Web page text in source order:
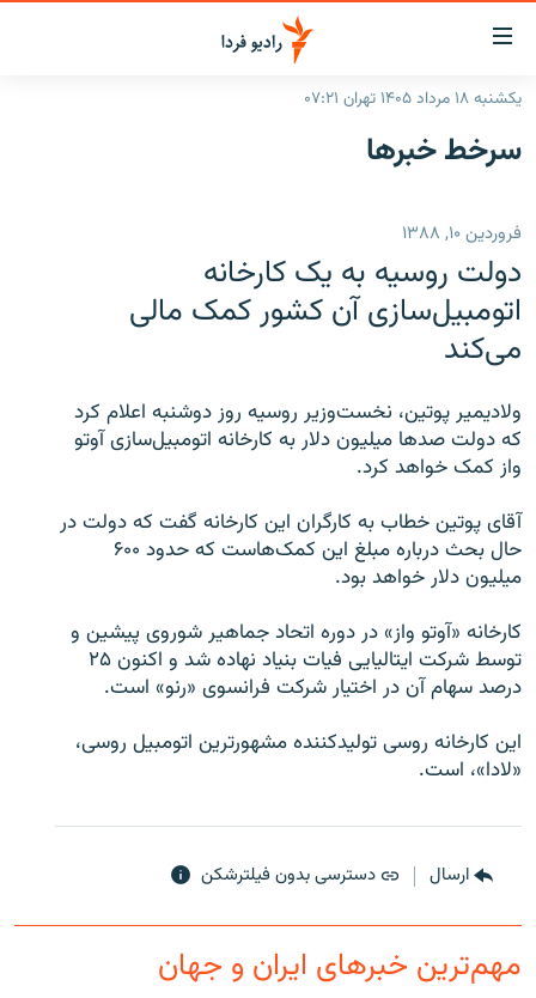
لینک‌های
قابلیت
دسترسی
بازگشت
اصلی
رفتن
صفحه
جستجو
ایران
رادیو
انتخاب کنید و بشنوید
برنامه‌های رادیویی
پادکست
چندرسانه‌ای
گزارش‌های ویدئویی
English
به ما بپیوندید
زبان‌های دیگر
یکشنبه ۱۸ مرداد ۱۴۰۵ تهران ۰۷:۲۱
سرخط‌ خبرها
فروردین ۱۰, ۱۳۸۸
دولت روسیه به یک کارخانه
اتومبیل‌سازی آن کشور کمک مالی
می‌کند
ولادیمیر پوتین، نخست‌وزیر روسیه روز دوشنبه اعلام کرد
که دولت صدها میلیون دلار به کارخانه اتومبیل‌سازی آوتو
واز کمک خواهد کرد.
آقای پوتین خطاب به کارگران این کارخانه گفت که دولت در
حال بحث درباره مبلغ این کمک‌هاست که حدود ۶۰۰
میلیون دلار خواهد بود.
کارخانه «آوتو واز» در دوره اتحاد جماهیر شوروی پیشین و
توسط شرکت ایتالیایی فیات بنیاد نهاده شد و اکنون ۲۵
درصد سهام آن در اختیار شرکت فرانسوی «رنو» است.
این کارخانه روسی تولیدکننده مشهورترین اتومبیل روسی،
«لادا»، است.
ارسال دسترسی بدون فیلترشکن
مهم‌ترین خبرهای ایران و جهان